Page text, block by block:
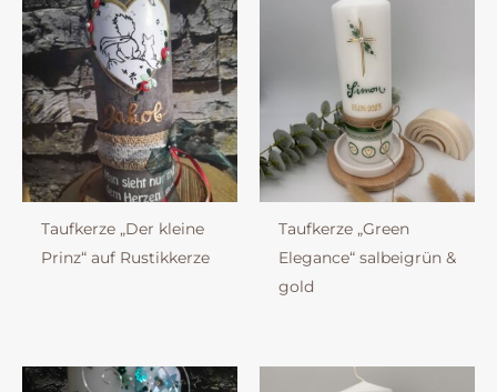
Taufkerze „Der kleine
Prinz“ auf Rustikkerze
Taufkerze „Green
Elegance“ salbeigrün &
gold